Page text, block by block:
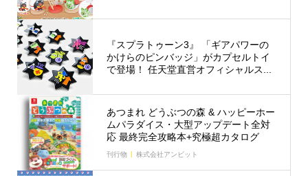
『スプラトゥーン3』 「ギアパワーの
かけらのピンバッジ」がカプセルトイ
で登場！ 任天堂直営オフィシャルス...
あつまれ どうぶつの森 & ハッピーホー
ムパラダイス・大型アップデート全対
応 最終完全攻略本+究極超カタログ
刊行物 株式会社アンビット